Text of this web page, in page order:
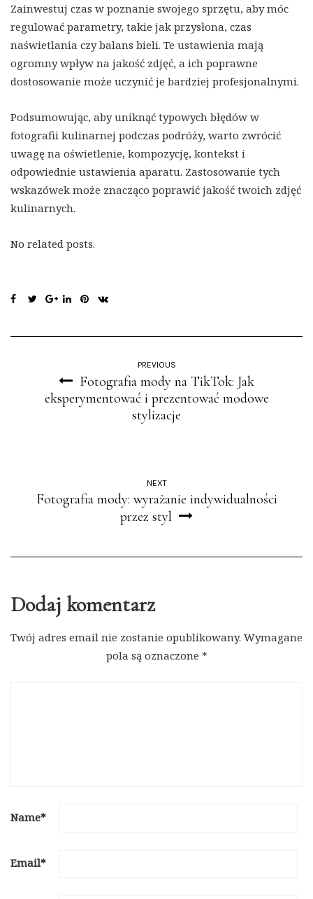
Zainwestuj czas w poznanie swojego sprzętu, aby móc
regulować parametry, takie jak przysłona, czas
naświetlania czy balans bieli. Te ustawienia mają
ogromny wpływ na jakość zdjęć, a ich poprawne
dostosowanie może uczynić je bardziej profesjonalnymi.
Podsumowując, aby uniknąć typowych błędów w
fotografii kulinarnej podczas podróży, warto zwrócić
uwagę na oświetlenie, kompozycję, kontekst i
odpowiednie ustawienia aparatu. Zastosowanie tych
wskazówek może znacząco poprawić jakość twoich zdjęć
kulinarnych.
No related posts.
PREVIOUS
Fotografia mody na TikTok: Jak
eksperymentować i prezentować modowe
stylizacje
NEXT
Fotografia mody: wyrażanie indywidualności
przez styl
Dodaj komentarz
Twój adres email nie zostanie opublikowany. Wymagane
pola są oznaczone *
Name*
Email*